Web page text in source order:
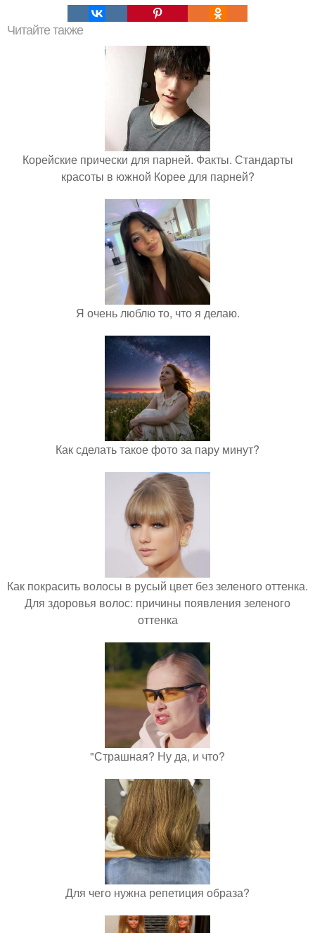
Читайте также
Корейские прически для парней. Факты. Стандарты
красоты в южной Корее для парней?
Я очень люблю то, что я делаю.
Как сделать такое фото за пару минут?
Как покрасить волосы в русый цвет без зеленого оттенка.
Для здоровья волос: причины появления зеленого
оттенка
"Страшная? Ну да, и что?
Для чего нужна репетиция образа?